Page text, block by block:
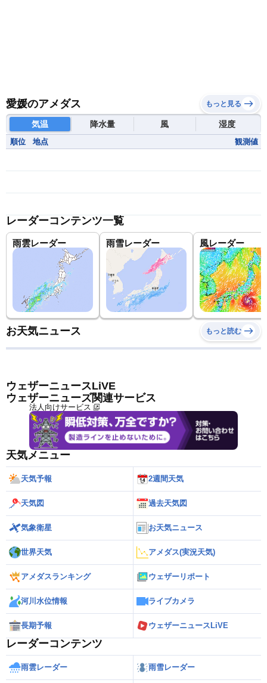
愛媛のアメダス もっと見る
気温 降水量 風 湿度
順位 地点 観測値
レーダーコンテンツ一覧
雨雲レーダー 雨雪レーダー 風レーダー
お天気ニュース もっと読む
ウェザーニュースLiVE
ウェザーニューズ関連サービス
法人向けサービス
天気メニュー
天気予報 2週間天気
天気図 過去天気図
気象衛星 お天気ニュース
世界天気 アメダス(実況天気)
アメダスランキング ウェザーリポート
河川水位情報 ライブカメラ
長期予報 ウェザーニュースLiVE
レーダーコンテンツ
雨雲レーダー 雨雪レーダー